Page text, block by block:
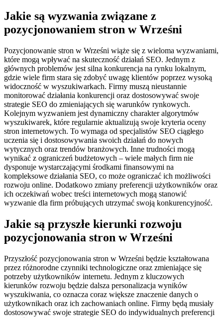
Jakie są wyzwania związane z
pozycjonowaniem stron w Wrześni
Pozycjonowanie stron w Wrześni wiąże się z wieloma wyzwaniami,
które mogą wpływać na skuteczność działań SEO. Jednym z
głównych problemów jest silna konkurencja na rynku lokalnym,
gdzie wiele firm stara się zdobyć uwagę klientów poprzez wysoką
widoczność w wyszukiwarkach. Firmy muszą nieustannie
monitorować działania konkurencji oraz dostosowywać swoje
strategie SEO do zmieniających się warunków rynkowych.
Kolejnym wyzwaniem jest dynamiczny charakter algorytmów
wyszukiwarek, które regularnie aktualizują swoje kryteria oceny
stron internetowych. To wymaga od specjalistów SEO ciągłego
uczenia się i dostosowywania swoich działań do nowych
wytycznych oraz trendów branżowych. Inne trudności mogą
wynikać z ograniczeń budżetowych – wiele małych firm nie
dysponuje wystarczającymi środkami finansowymi na
kompleksowe działania SEO, co może ograniczać ich możliwości
rozwoju online. Dodatkowo zmiany preferencji użytkowników oraz
ich oczekiwań wobec treści internetowych mogą stanowić
wyzwanie dla firm próbujących utrzymać swoją konkurencyjność.
Jakie są przyszłe kierunki rozwoju
pozycjonowania stron w Wrześni
Przyszłość pozycjonowania stron w Wrześni będzie kształtowana
przez różnorodne czynniki technologiczne oraz zmieniające się
potrzeby użytkowników internetu. Jednym z kluczowych
kierunków rozwoju będzie dalsza personalizacja wyników
wyszukiwania, co oznacza coraz większe znaczenie danych o
użytkownikach oraz ich zachowaniach online. Firmy będą musiały
dostosowywać swoje strategie SEO do indywidualnych preferencji